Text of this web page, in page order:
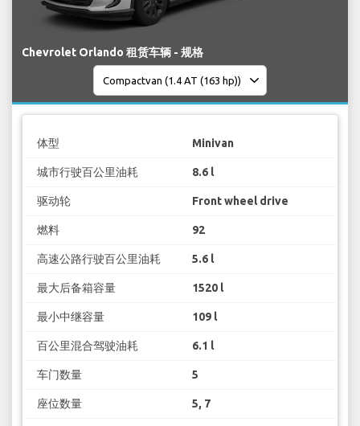
Chevrolet Orlando 租赁车辆 - 规格
体型 Minivan
城市行驶百公里油耗 8.6 l
驱动轮 Front wheel drive
燃料 92
高速公路行驶百公里油耗 5.6 l
最大后备箱容量 1520 l
最小中继容量 109 l
百公里混合驾驶油耗 6.1 l
车门数量 5
座位数量 5, 7